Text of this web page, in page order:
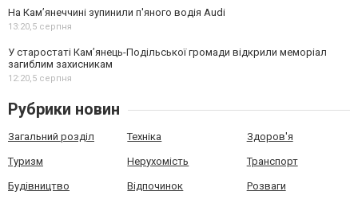
На Камʼянеччині зупинили п'яного водія Audi
13:20,5 серпня
У старостаті Кам’янець-Подільської громади відкрили меморіал
загиблим захисникам
12:20,5 серпня
Рубрики новин
Загальний розділ Техніка Здоров'я
Туризм Нерухомість Транспорт
Будівництво Відпочинок Розваги